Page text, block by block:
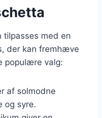
tilpasses med en
der kan fremhæve
populære valg:
af solmodne
og syre.